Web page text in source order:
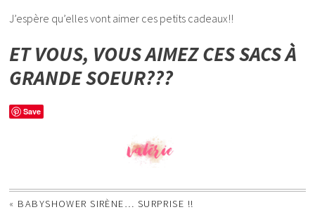
J’espère qu’elles vont aimer ces petits cadeaux!!
ET VOUS, VOUS AIMEZ CES SACS À
GRANDE SOEUR???
Save
« BABYSHOWER SIRÈNE… SURPRISE !!